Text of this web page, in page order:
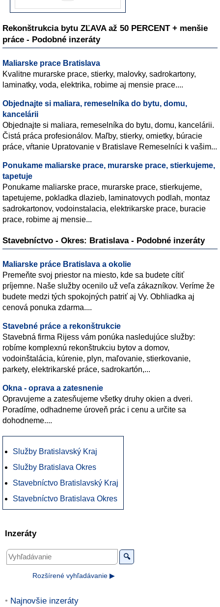
Rekonštrukcia bytu ZĽAVA až 50 PERCENT + menšie
práce - Podobné inzeráty
Maliarske prace Bratislava
Kvalitne murarske prace, stierky, malovky, sadrokartony,
laminatky, voda, elektrika, robime aj mensie prace....
Objednajte si maliara, remeselníka do bytu, domu,
kancelárii
Objednajte si maliara, remeselníka do bytu, domu, kancelárii.
Čistá práca profesionálov. Maľby, stierky, omietky, búracie
práce, vŕtanie Upratovanie v Bratislave Remeselníci k vašim...
Ponukame maliarske prace, murarske prace, stierkujeme,
tapetuje
Ponukame maliarske prace, murarske prace, stierkujeme,
tapetujeme, pokladka dlazieb, laminatovych podlah, montaz
sadrokartonov, vodoinstalacia, elektrikarske prace, buracie
prace, robime aj mensie...
Stavebníctvo - Okres: Bratislava - Podobné inzeráty
Maliarske práce Bratislava a okolie
Premeňte svoj priestor na miesto, kde sa budete cítiť
príjemne. Naše služby ocenilo už veľa zákazníkov. Veríme že
budete medzi tých spokojných patriť aj Vy. Obhliadka aj
cenová ponuka zdarma....
Stavebné práce a rekonštrukcie
Stavebná firma Rijess vám ponúka nasledujúce služby:
robíme komplexnú rekonštrukciu bytov a domov,
vodoinštalácia, kúrenie, plyn, maľovanie, stierkovanie,
parkety, elektrikarské práce, sadrokartón,...
Okna - oprava a zatesnenie
Opravujeme a zatesňujeme všetky druhy okien a dveri.
Poradíme, odhadneme úroveň prác i cenu a určite sa
dohodneme....
Služby Bratislavský Kraj
Služby Bratislava Okres
Stavebníctvo Bratislavský Kraj
Stavebníctvo Bratislava Okres
Inzeráty
🔍
Rozšírené vyhľadávanie ▶
Najnovšie inzeráty